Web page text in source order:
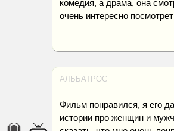
комедия, а драма, она
очень интересно
АЛББАТРОС
Фильм понравился, я его
истории про женщин и